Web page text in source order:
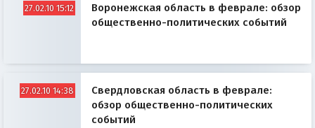
27.02.10 15:12
Воронежская область в феврале: обзор
общественно-политических событий
27.02.10 14:38
Свердловская область в феврале:
обзор общественно-политических
событий